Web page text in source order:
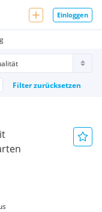
Einloggen
Filter zurücksetzen